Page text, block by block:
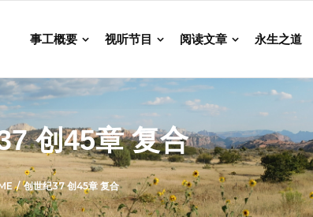
事工概要 视听节目 阅读文章 永生之道
创45章 复合
/ 创世纪37 创45章 复合